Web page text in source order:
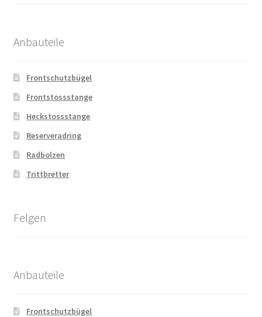
Anbauteile
Frontschutzbügel
Frontstossstange
Heckstossstange
Reserveradring
Radbolzen
Trittbretter
Felgen
Anbauteile
Frontschutzbügel